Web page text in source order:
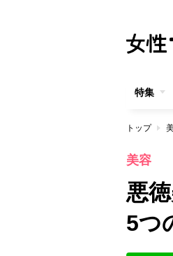
特集
トップ
美容
悪
5つ